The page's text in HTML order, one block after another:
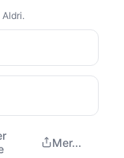
Aldri.
Mer...